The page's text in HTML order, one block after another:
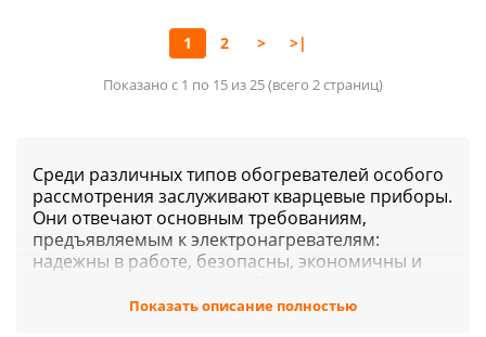
1 2 > >|
Показано с 1 по 15 из 25 (всего 2 страниц)
Среди различных типов обогревателей особого
рассмотрения заслуживают кварцевые приборы.
Они отвечают основным требованиям,
предъявляемым к электронагревателям:
надежны в работе, безопасны, экономичны и
обогреватели бывают двух видов: монолитные и
Показать описание полностью